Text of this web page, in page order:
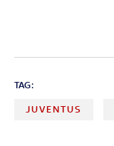
TAG:
JUVENTUS